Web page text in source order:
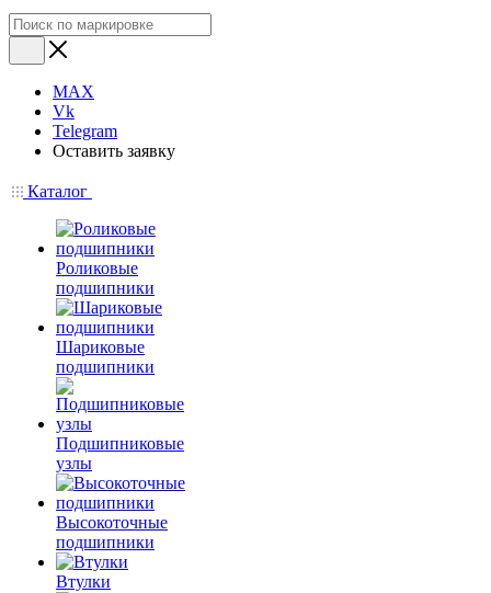
MAX
Vk
Telegram
Оставить заявку
Каталог
Роликовые
подшипники
Шариковые
подшипники
Подшипниковые
узлы
Высокоточные
подшипники
Втулки